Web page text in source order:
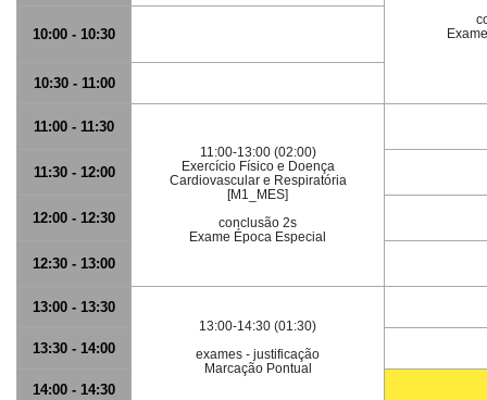
10:00 - 10:30
10:30 - 11:00
11:00 - 11:30
11:00-13:00 (02:00)
Exercício Físico e Doença
Cardiovascular e Respiratória
[M1_MES]
conclusão 2s
Exame Época Especial
11:30 - 12:00
12:00 - 12:30
12:30 - 13:00
13:00 - 13:30
13:00-14:30 (01:30)
exames - justificação
Marcação Pontual
13:30 - 14:00
14:00 - 14:30